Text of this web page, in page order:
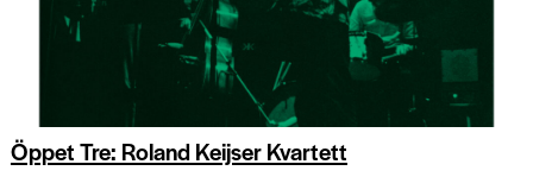
Öppet Tre: Roland Keijser Kvartett